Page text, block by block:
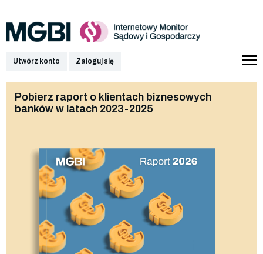
Utwórz konto Zaloguj się
Pobierz raport o klientach biznesowych
banków w latach 2023-2025